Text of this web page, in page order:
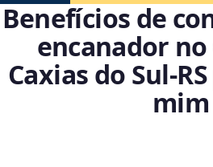
Benefícios de
encanador
Caxias do
mim